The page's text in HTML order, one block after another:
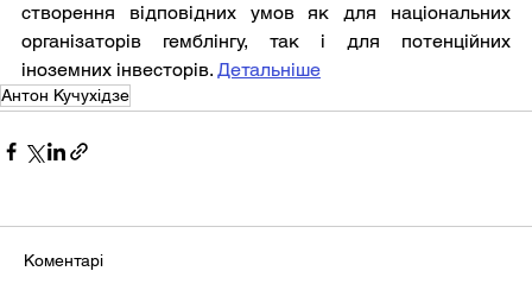
створення відповідних умов як для національних
організаторів гемблінгу, так і для потенційних
іноземних інвесторів. Детальніше
Антон Кучухідзе
Коментарі